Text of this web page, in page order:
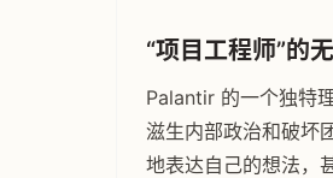
“项目工程师”的
Palantir 的一个独特
滋生内部政治和破坏
地表达自己的想法，